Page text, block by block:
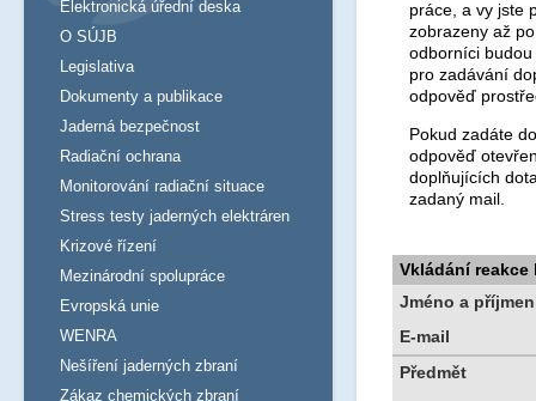
práce, a vy jste
zobrazeny až
odborníci
pro zadávání
odpověď
Pokud zadáte
odpověď
doplňujících
zadaný mail.
Vkládání reakce
Jméno a
E-mail
Předmět
Elektronická úřední deska
O SÚJB
Legislativa
Dokumenty a publikace
Jaderná bezpečnost
Radiační ochrana
Monitorování radiační situace
Stress testy jaderných elektráren
Krizové řízení
Mezinárodní spolupráce
Evropská unie
WENRA
Nešíření jaderných zbraní
Zákaz chemických zbraní